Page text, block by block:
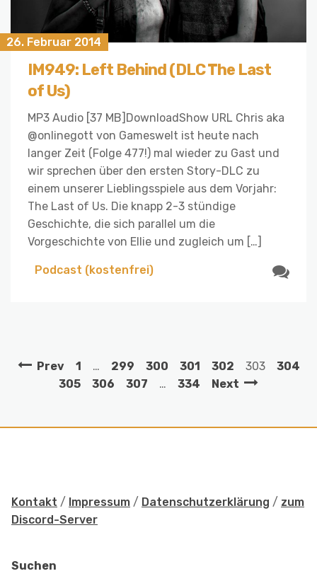
26. Februar 2014
IM949: Left Behind (DLC The Last
of Us)
MP3 Audio [37 MB]DownloadShow URL Chris aka
@onlinegott von Gameswelt ist heute nach
langer Zeit (Folge 477!) mal wieder zu Gast und
wir sprechen über den ersten Story-DLC zu
einem unserer Lieblingsspiele aus dem Vorjahr:
The Last of Us. Die knapp 2-3 stündige
Geschichte, die sich parallel um die
Vorgeschichte von Ellie und zugleich um […]
Podcast (kostenfrei)
Prev 1 … 299 300 301 302 303
304
305
306 307 … 334 Next
Kontakt / Impressum / Datenschutzerklärung / zum
Discord-Server
Suchen